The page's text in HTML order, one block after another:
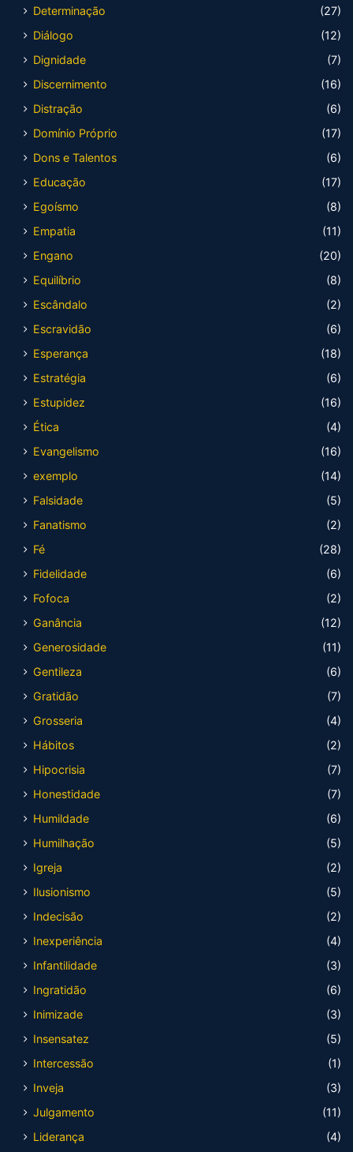
Determinação
(27)
Diálogo
(12)
Dignidade
(7)
Discernimento
(16)
Distração
(6)
Domínio Próprio
(17)
Dons e Talentos
(6)
Educação
(17)
Egoísmo
(8)
Empatia
(11)
Engano
(20)
Equilíbrio
(8)
Escândalo
(2)
Escravidão
(6)
Esperança
(18)
Estratégia
(6)
Estupidez
(16)
Ética
(4)
Evangelismo
(16)
exemplo
(14)
Falsidade
(5)
Fanatismo
(2)
Fé
(28)
Fidelidade
(6)
Fofoca
(2)
Ganância
(12)
Generosidade
(11)
Gentileza
(6)
Gratidão
(7)
Grosseria
(4)
Hábitos
(2)
Hipocrisia
(7)
Honestidade
(7)
Humildade
(6)
Humilhação
(5)
Igreja
(2)
Ilusionismo
(5)
Indecisão
(2)
Inexperiência
(4)
Infantilidade
(3)
Ingratidão
(6)
Inimizade
(3)
Insensatez
(5)
Intercessão
(1)
Inveja
(3)
Julgamento
(11)
Liderança
(4)